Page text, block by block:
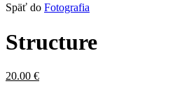
Späť do Fotografia
Structure
20.00 €